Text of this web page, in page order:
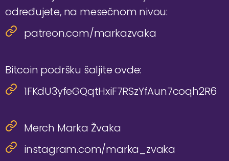
određujete, na mesečnom nivou:
patreon.com/markazvaka
Bitcoin podršku šaljite ovde:
1FKdU3yfeGQqtHxiF7RSzYfAun7coqh2R6
Merch Marka Žvaka
instagram.com/marka_zvaka